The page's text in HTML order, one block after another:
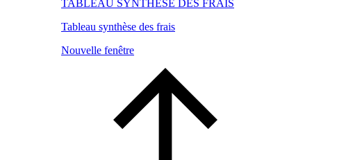
TABLEAU SYNTHESE DES FRAIS
Tableau synthèse des frais
Nouvelle fenêtre